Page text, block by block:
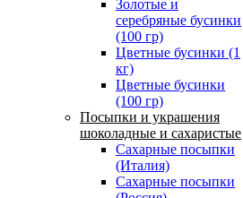
Золотые и
серебряные бусинки
(100 гр)
Цветные бусинки (1
кг)
Цветные бусинки
(100 гр)
Посыпки и украшения
шоколадные и сахаристые
Сахарные посыпки
(Италия)
Сахарные посыпки